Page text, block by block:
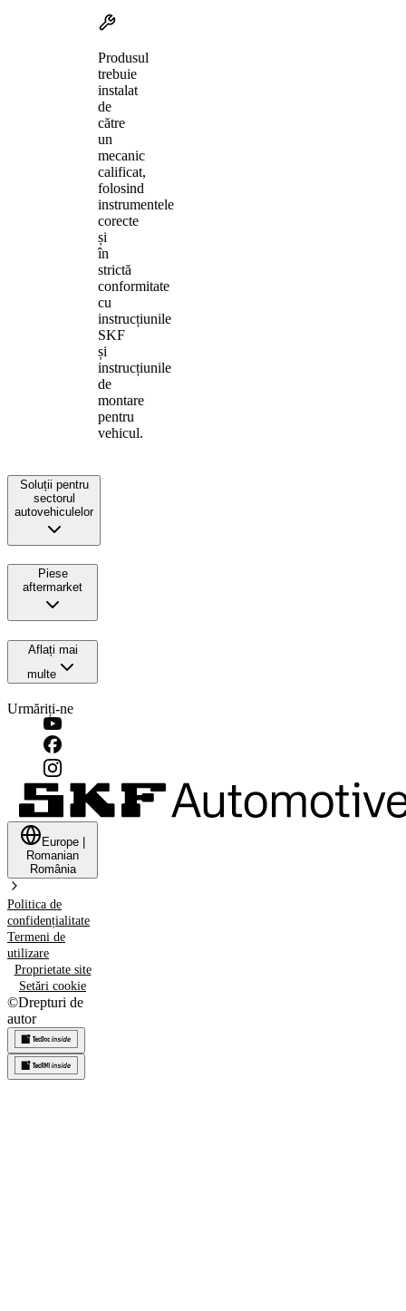
Produsul
trebuie
instalat
de
către
un
mecanic
calificat,
folosind
instrumentele
corecte
și
în
strictă
conformitate
cu
instrucțiunile
SKF
și
instrucțiunile
de
montare
pentru
vehicul.
Soluții pentru
sectorul
autovehiculelor
Piese
aftermarket
Aflați mai
multe
Urmăriți-ne
Europe
Romanian
România
Politica de
confidențialitate
Termeni de
utilizare
Proprietate site
Setări cookie
©Drepturi de
autor